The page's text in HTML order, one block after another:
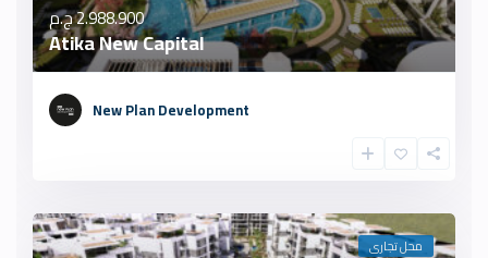
2.988.900 ج.م
Atika New Capital
New Plan Development
محل تجارى